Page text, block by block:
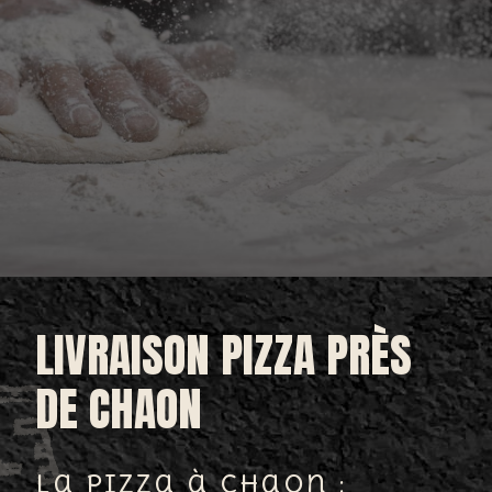
LIVRAISON PIZZA PRÈS
DE CHAON
La pizza à Chaon :